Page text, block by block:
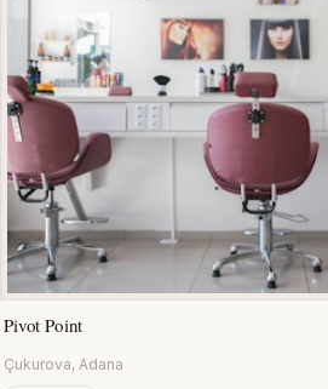
Pivot Point
Çukurova, Adana